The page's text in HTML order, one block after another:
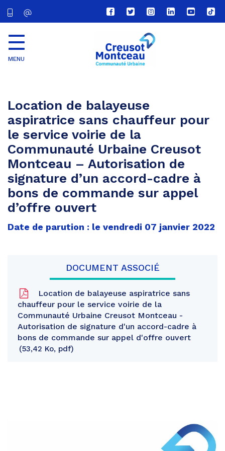
Lien
vers
compte
Facebook
Lien
vers
compte
Twitter
Lien
vers
le
compte
Lien
vers
Lien
vers
Lien
vers
MENU
Location de balayeuse
aspiratrice sans chauffeur pour
le service voirie de la
Communauté Urbaine Creusot
Montceau – Autorisation de
signature d’un accord-cadre à
bons de commande sur appel
d’offre ouvert
Date de parution : le vendredi 07 janvier 2022
DOCUMENT ASSOCIÉ
Location de balayeuse aspiratrice sans
chauffeur pour le service voirie de la
Communauté Urbaine Creusot Montceau -
Autorisation de signature d'un accord-cadre à
bons de commande sur appel d'offre ouvert
53,42 Ko, pdf